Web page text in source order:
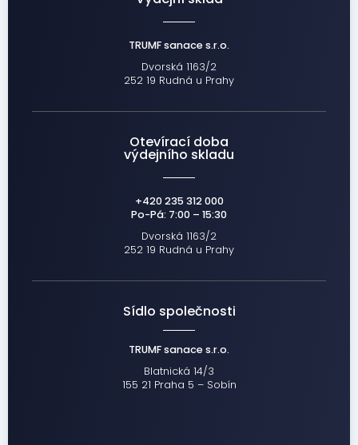
TRUMF sanace s.r.o.
Dvorská 1163/2
252 19 Rudná u Prahy
Otevírací doba
výdejního skladu
+420 235 312 000
Po-Pá: 7:00 – 15:30
Dvorská 1163/2
252 19 Rudná u Prahy
Sídlo společnosti
TRUMF sanace s.r.o.
Blatnická 14/3
155 21 Praha 5 – Sobín